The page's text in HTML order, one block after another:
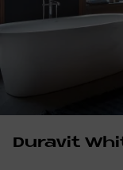
Duravit